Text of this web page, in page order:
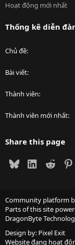
Hoạt động mới nhất
Thống kê diễn
Chủ đề
Bài viết
Thành viên
Thành viên mới nhất
Share this page
BlueskyLinkedIn
Reddit
Community platform
Parts of this site
DragonByte
Design by: Pixel Exit
Website đang hoạt